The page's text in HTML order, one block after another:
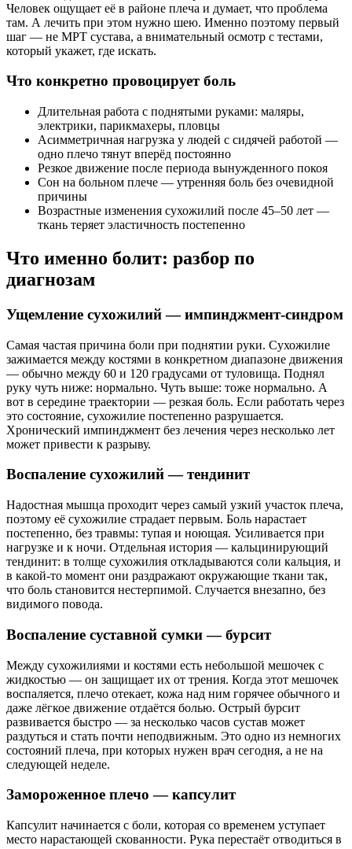
Человек ощущает её в районе плеча и думает, что проблема
там. А лечить при этом нужно шею. Именно поэтому первый
шаг — не МРТ сустава, а внимательный осмотр с тестами,
который укажет, где искать.
Что конкретно провоцирует боль
Длительная работа с поднятыми руками: маляры,
электрики, парикмахеры, пловцы
Асимметричная нагрузка у людей с сидячей работой —
одно плечо тянут вперёд постоянно
Резкое движение после периода вынужденного покоя
Сон на больном плече — утренняя боль без очевидной
причины
Возрастные изменения сухожилий после 45–50 лет —
ткань теряет эластичность постепенно
Что именно болит: разбор по
диагнозам
Ущемление сухожилий — импинджмент-синдром
Самая частая причина боли при поднятии руки. Сухожилие
зажимается между костями в конкретном диапазоне движения
— обычно между 60 и 120 градусами от туловища. Поднял
руку чуть ниже: нормально. Чуть выше: тоже нормально. А
вот в середине траектории — резкая боль. Если работать через
это состояние, сухожилие постепенно разрушается.
Хронический импинджмент без лечения через несколько лет
может привести к разрыву.
Воспаление сухожилий — тендинит
Надостная мышца проходит через самый узкий участок плеча,
поэтому её сухожилие страдает первым. Боль нарастает
постепенно, без травмы: тупая и ноющая. Усиливается при
нагрузке и к ночи. Отдельная история — кальцинирующий
тендинит: в толще сухожилия откладываются соли кальция, и
в какой-то момент они раздражают окружающие ткани так,
что боль становится нестерпимой. Случается внезапно, без
видимого повода.
Воспаление суставной сумки — бурсит
Между сухожилиями и костями есть небольшой мешочек с
жидкостью — он защищает их от трения. Когда этот мешочек
воспаляется, плечо отекает, кожа над ним горячее обычного и
даже лёгкое движение отдаётся болью. Острый бурсит
развивается быстро — за несколько часов сустав может
раздуться и стать почти неподвижным. Это одно из немногих
состояний плеча, при которых нужен врач сегодня, а не на
следующей неделе.
Замороженное плечо — капсулит
Капсулит начинается с боли, которая со временем уступает
место нарастающей скованности. Рука перестаёт отводиться в